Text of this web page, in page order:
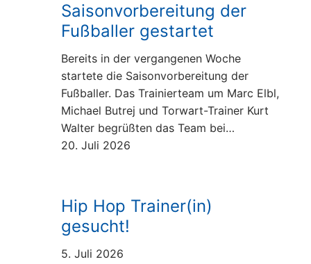
Walking
Hatha Yoga
Yoga auf dem Stuhl
Kundalini Yoga
Zumba Fitness
Saisonvorbereitung der
Fußballer gestartet
Bereits in der vergangenen Woche
startete die Saisonvorbereitung der
Fußballer. Das Trainierteam um Marc Elbl,
Michael Butrej und Torwart-Trainer Kurt
Walter begrüßten das Team bei…
20. Juli 2026
Hip Hop Trainer(in)
gesucht!
5. Juli 2026